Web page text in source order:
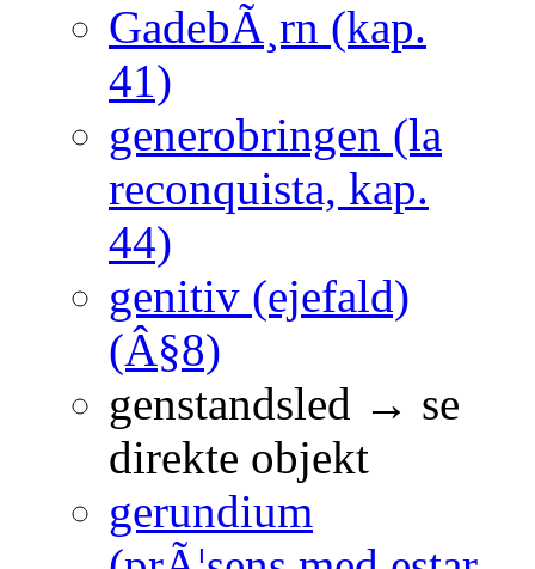
GadebÃ¸rn (kap.
41)
generobringen (la
reconquista, kap.
44)
genitiv (ejefald)
(Â§8)
genstandsled → se
direkte objekt
gerundium